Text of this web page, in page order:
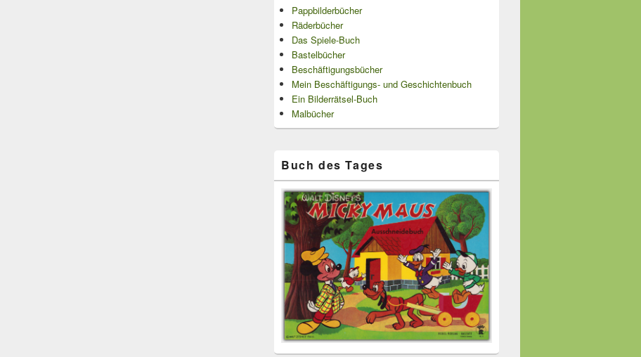
Pappbilderbücher
Räderbücher
Das Spiele-Buch
Bastelbücher
Beschäftigungsbücher
Mein Beschäftigungs- und Geschichtenbuch
Ein Bilderrätsel-Buch
Malbücher
Buch des Tages